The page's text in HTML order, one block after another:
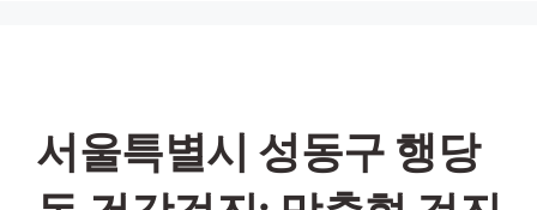
서울특별시 성동구 행당